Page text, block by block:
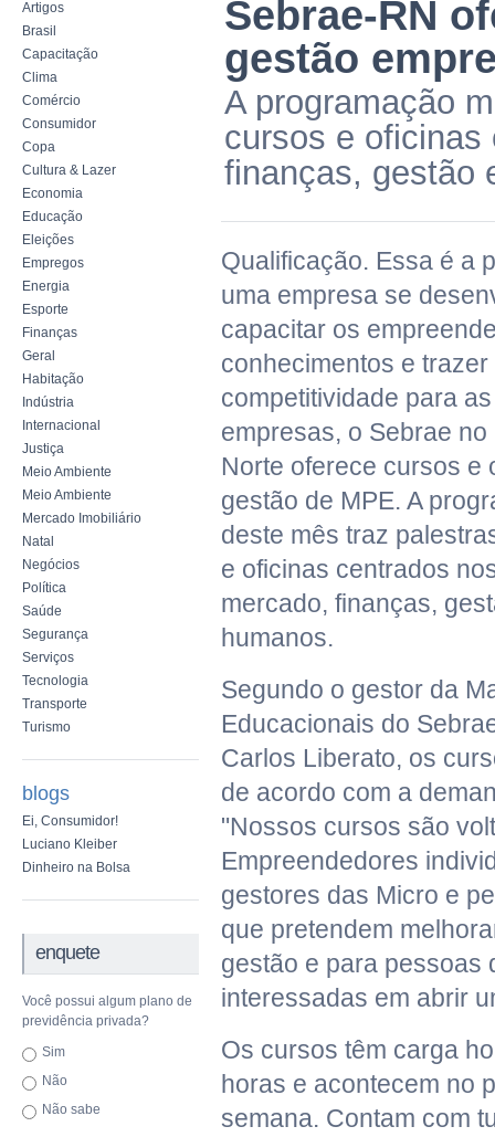
Artigos
Brasil
Capacitação
Clima
Comércio
Consumidor
Copa
Cultura & Lazer
Economia
Educação
Eleições
Empregos
Energia
Esporte
Finanças
Geral
Habitação
Indústria
Internacional
Justiça
Meio Ambiente
Meio Ambiente
Mercado Imobiliário
Natal
Negócios
Política
Saúde
Segurança
Serviços
Tecnologia
Transporte
Turismo
blogs
Ei, Consumidor!
Luciano Kleiber
Dinheiro na Bolsa
enquete
Você possui algum plano de
previdência privada?
Sim
Não
Não sabe
Sebrae-RN
gestão
A programação
cursos e oficinas
finanças, gestão
Qualificação. Essa é a
uma empresa se
capacitar os
conhecimentos e trazer
competitividade para
empresas, o Sebrae
Norte oferece cursos e
gestão de MPE. A
deste mês traz
e oficinas centrados
mercado, finanças,
humanos.
Segundo o gestor da
Educacionais do
Carlos Liberato, os
de acordo com a
"Nossos cursos são
Empreendedores
gestores das Micro e
que pretendem
gestão e para pessoas
interessadas em abrir
Os cursos têm carga
horas e acontecem no
semana. Contam com